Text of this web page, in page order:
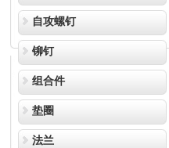
自攻螺钉
铆钉
组合件
垫圈
法兰